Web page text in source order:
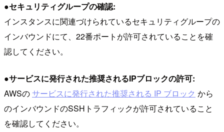
●セキュリティグループの確認:
インスタンスに関連づけられているセキュリティグループの
インバウンドにて、22番ポートが許可されていることを確
認してください。
●サービスに発行された推奨されるIPブロックの許可:
AWSのサービスに発行された推奨される IP ブロック から
のインバウンドのSSHトラフィックが許可されていること
を確認してください。